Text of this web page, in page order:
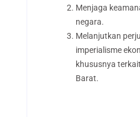
Menjaga
negara.
Melanjutkan
imperialisme
khususnya
Barat.